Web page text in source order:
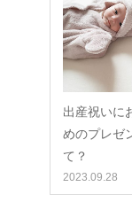
出産祝いに
めのプレゼ
て？
2023.09.28